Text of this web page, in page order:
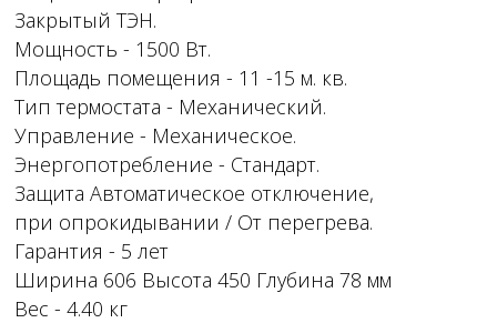
Закрытый ТЭН.
Мощность - 1500 Вт.
Площадь помещения - 11 -15 м. кв.
Тип термостата - Механический.
Управление - Механическое.
Энергопотребление - Стандарт.
Защита Автоматическое отключение,
при опрокидывании / От перегрева.
Гарантия - 5 лет
Ширина 606 Высота 450 Глубина 78 мм
Вес - 4.40 кг